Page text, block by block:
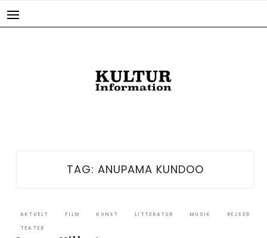
TAG: ANUPAMA KUNDOO
AKTUELT FILM KUNST LITTERATUR MUSIK REJSER
TEATER